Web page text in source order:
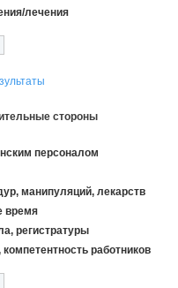
лечения
стороны
персоналом
манипуляций, лекарств
время
регистратуры
работников